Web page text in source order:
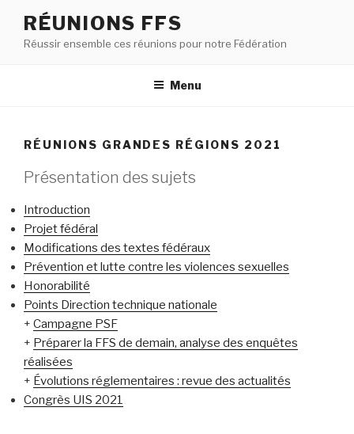
RÉUNIONS FFS
Réussir ensemble ces réunions pour notre Fédération
Menu
RÉUNIONS GRANDES RÉGIONS 2021
Présentation des sujets
Introduction
Projet fédéral
Modifications des textes fédéraux
Prévention et lutte contre les violences sexuelles
Honorabilité
Points Direction technique nationale
+ Campagne PSF
+ Préparer la FFS de demain, analyse des enquêtes
réalisées
+ Évolutions réglementaires : revue des actualités
Congrès UIS 2021